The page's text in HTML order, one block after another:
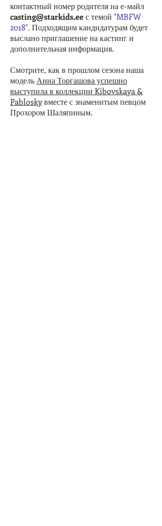
контактный номер родителя на е-майл
casting@starkids.eeс темой "MBFW
2018". Подходящим кандидатурам будет
выслано приглашение на кастинг и
дополнительная информация.
Смотрите, как в прошлом сезона наша
модель Анна Торгашова успешно
выступила в коллекции Kibovskaya &
Pabloskyвместе с знаменитым певцом
Прохором Шаляпиным.